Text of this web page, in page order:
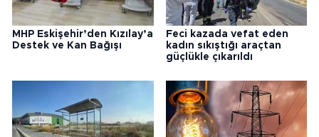
MHP Eskişehir’den Kızılay’a
Destek ve Kan Bağışı
Feci kazada vefat eden
kadın sıkıştığı araçtan
güçlükle çıkarıldı